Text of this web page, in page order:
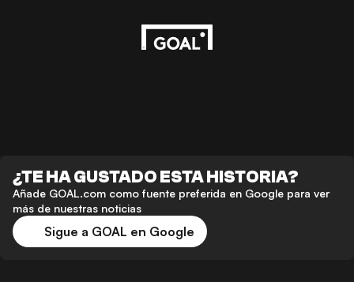
¿TE HA GUSTADO ESTA HISTORIA?
Añade GOAL.com como fuente preferida en Google para ver
más de nuestras noticias
Sigue a GOAL en Google